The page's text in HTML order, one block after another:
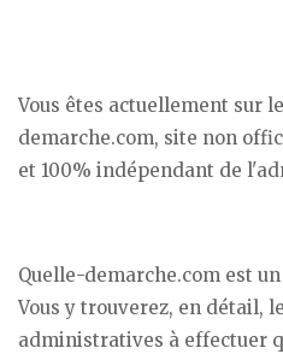
Vous êtes actuellement sur
demarche.com, site non
et 100% indépendant de
Quelle-demarche.com est
Vous y trouverez, en détail,
administratives à effectuer